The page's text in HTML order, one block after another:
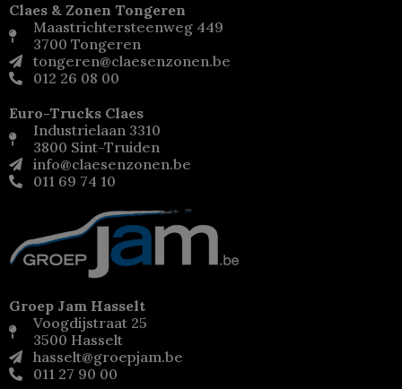
Claes & Zonen Tongeren
Maastrichtersteenweg 449
3700 Tongeren
tongeren@claesenzonen.be
012 26 08 00
Euro-Trucks Claes
Industrielaan 3310
3800 Sint-Truiden
info@claesenzonen.be
011 69 74 10
Groep Jam Hasselt
Voogdijstraat 25
3500 Hasselt
hasselt@groepjam.be
011 27 90 00